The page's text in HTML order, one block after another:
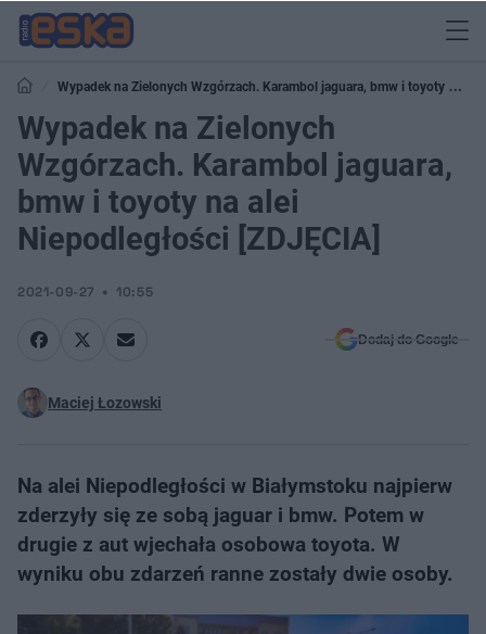
Wypadek na Zielonych Wzgórzach. Karambol jaguara, bmw i toyoty na
alei Niepodległości [ZDJĘCIA]
Wypadek na Zielonych
Wzgórzach. Karambol jaguara,
bmw i toyoty na alei
Niepodległości [ZDJĘCIA]
2021-09-27 10:55
Dodaj do Google
Maciej Łozowski
Na alei Niepodległości w Białymstoku najpierw
zderzyły się ze sobą jaguar i bmw. Potem w
drugie z aut wjechała osobowa toyota. W
wyniku obu zdarzeń ranne zostały dwie osoby.